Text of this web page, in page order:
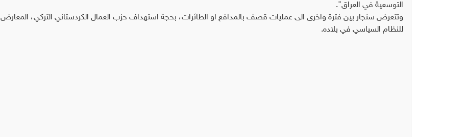
التوسعية في العراق".
وتتعرض سنجار بين فترة واخرى الى عمليات قصف بالمدافع او الطائرات، بحجة استهداف حزب العمال الكردستاني التركي، المعارض
للنظام السياسي في بلاده.